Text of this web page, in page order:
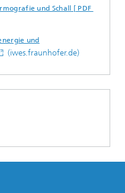
und Schall [ PDF
und
(iwes.fraunhofer.de)